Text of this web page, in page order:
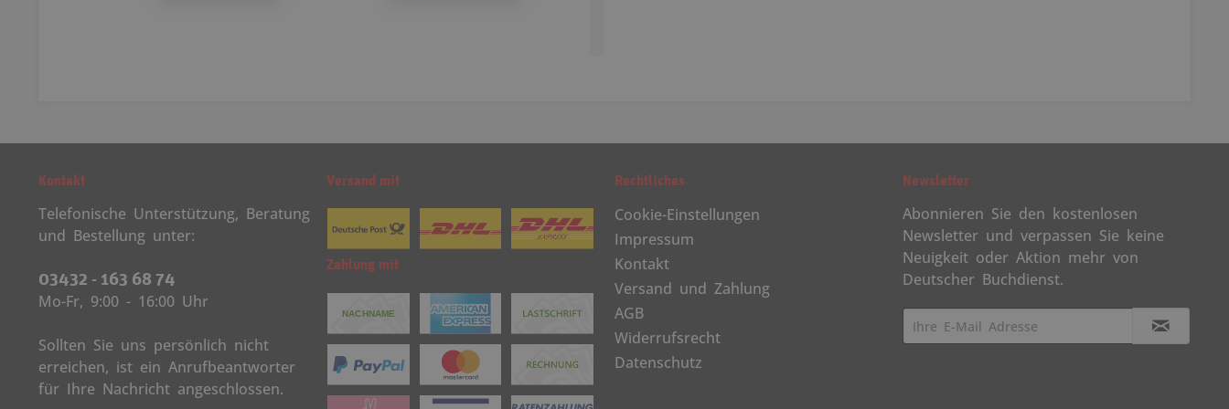
Kontakt
Telefonische Unterstützung, Beratung
und Bestellung unter:
03432 - 163 68 74
Mo-Fr, 9:00 - 16:00 Uhr
Sollten Sie uns persönlich nicht
erreichen, ist ein Anrufbeantworter
für Ihre Nachricht angeschlossen.
Versand mit
Zahlung mit
Rechtliches
Cookie-Einstellungen
Impressum
Kontakt
Versand und Zahlung
AGB
Widerrufsrecht
Datenschutz
Newsletter
Abonnieren Sie den kostenlosen
Newsletter und verpassen Sie keine
Neuigkeit oder Aktion mehr von
Deutscher Buchdienst.